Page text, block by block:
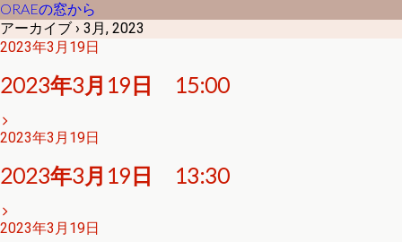
ORAEの窓から
アーカイブ › 3月, 2023
2023年3月19日
2023年3月19日 15:00
2023年3月19日
2023年3月19日 13:30
2023年3月19日